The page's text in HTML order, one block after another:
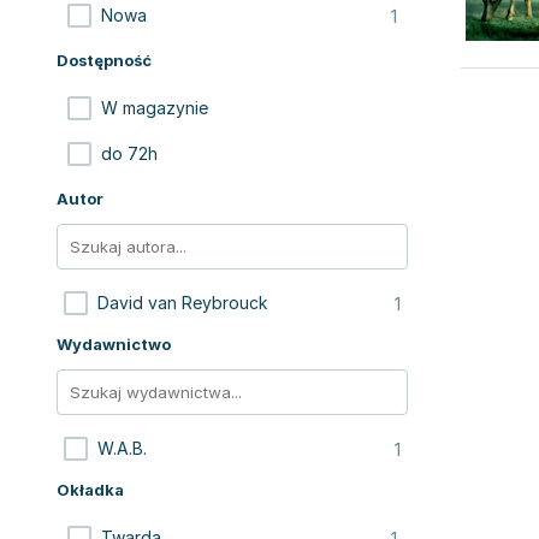
Nowa 1
Dostępność
W magazynie
do 72h
Autor
David van Reybrouck 1
Wydawnictwo
W.A.B. 1
Okładka